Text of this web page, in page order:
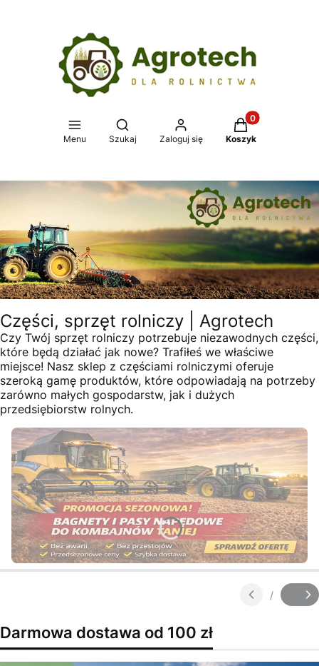
Menu
Otwórz wyszukiwarkę
Szukaj Zaloguj się
Produkty w
Koszyk
Części, sprzęt rolniczy | Agrotech
Czy Twój sprzęt rolniczy potrzebuje niezawodnych części,
które będą działać jak nowe? Trafiłeś we właściwe
miejsce! Nasz sklep z częściami rolniczymi oferuje
szeroką gamę produktów, które odpowiadają na potrzeby
zarówno małych gospodarstw, jak i dużych
przedsiębiorstw rolnych.
Naciśnij Enter lub spację, aby otworzyć stronę.
Naciśnij Enter lub spację, aby otworzyć stronę.
Naciśnij Enter lub spację, aby otworzyć stronę.
Naciśnij Enter lub spację, aby otworzyć stronę.
Naciśnij Enter lub spację, aby otworzyć stronę.
Slajd
/
z
Darmowa dostawa od 100 zł